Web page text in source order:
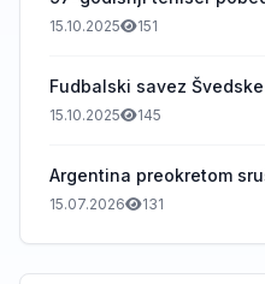
15.10.2025 151
Fudbalski savez Švedske
15.10.2025 145
Argentina preokretom
15.07.2026 131